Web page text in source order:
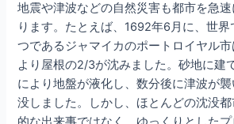
地震や津波などの自然災害も都市を急
ります。たとえば、1692年6月に、世
つであるジャマイカのポートロイヤル
より屋根の2/3が沈みました。砂地に建
により地盤が液化し、数分後に津波が
没しました。しかし、ほとんどの沈没